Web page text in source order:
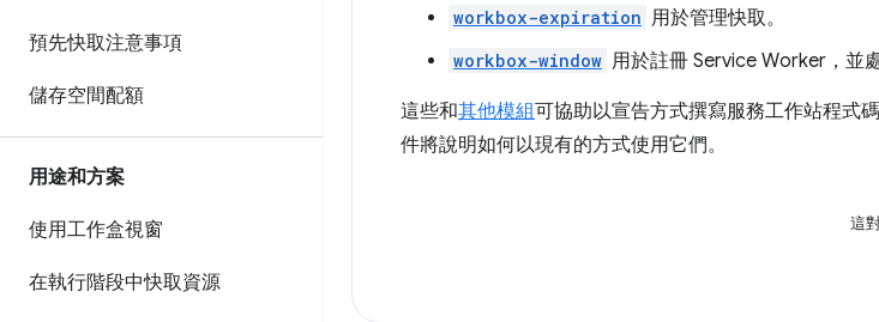
預先快取注意事項
儲存空間配額
用途和方案
使用工作盒視窗
在執行階段中快取資源
workbox-expiration 用於管理快取。
workbox-window 用於註冊 Service Worker，並
這些和其他模組可協助以宣告方式撰寫服務工作站程式
件將說明如何以現有的方式使用它們。
這